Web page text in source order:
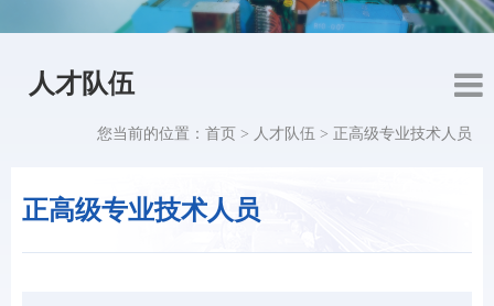
人才队伍
正高级专业技术人员
您当前的位置： 首页 > 人才队伍 > 正高级专业技术人员